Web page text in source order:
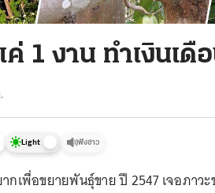
ค่ 1 งาน ทำเงินเดื
Light ฟังข่าว
กเพื่อขยายพันธุ์ขาย ปี 2547 เจอภาว